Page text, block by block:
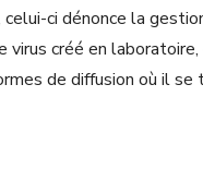
ci dénonce la
créé en
de diffusion où il se